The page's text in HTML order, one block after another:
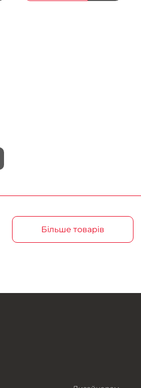
Більше товарів